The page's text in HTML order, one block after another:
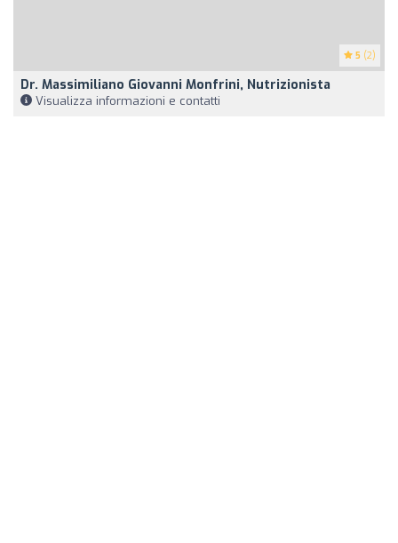
5 (2)
Dr. Massimiliano Giovanni Monfrini, Nutrizionista
Visualizza informazioni e contatti